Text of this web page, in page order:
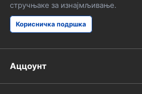
стручњаке за изнајмљивање.
Корисничка подршка
Аццоунт